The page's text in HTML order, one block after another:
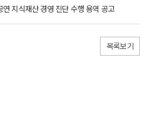
연 지식재산 경영 진단 수행 용역 공고
목록보기